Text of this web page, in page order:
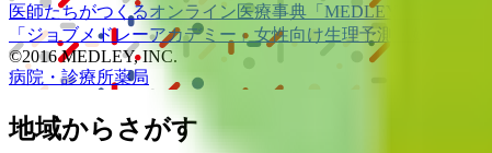
医師たちがつくるオンライン医療事典 「MEDLEY」
「ジョブメドレーアカデミー」 女性向け生理予測・妊活アプリ
©2016 MEDLEY, INC.
病院・診療所薬局
地域からさがす